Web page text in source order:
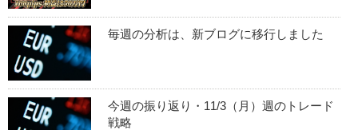
毎週の分析は、新ブログに移行しました
今週の振り返り・11/3（月）週のトレード
戦略